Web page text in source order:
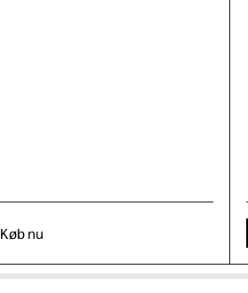
Køb nu